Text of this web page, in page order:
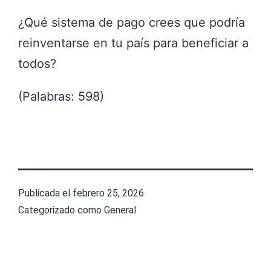
¿Qué sistema de pago crees que podría
reinventarse en tu país para beneficiar a
todos?
(Palabras: 598)
Publicada el febrero 25, 2026
Categorizado como General